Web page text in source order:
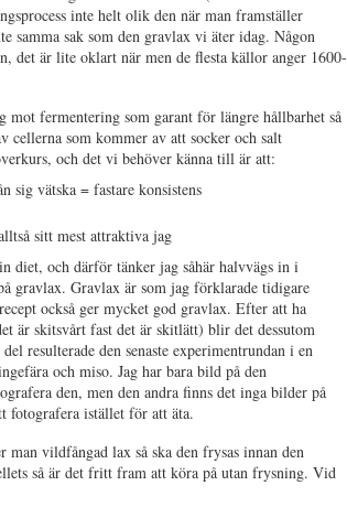
inte helt olik den när man framställer
samma sak som den gravlax vi äter idag. Någon
det är lite oklart när men de flesta källor anger 1600-
mot fermentering som garant för längre hållbarhet så
cellerna som kommer av att socker och salt
och det vi behöver känna till är att:
sig vätska = fastare konsistens
sitt mest attraktiva jag
diet, och därför tänker jag såhär halvvägs in i
gravlax. Gravlax är som jag förklarade tidigare
också ger mycket god gravlax. Efter att ha
är skitsvårt fast det är skitlätt) blir det dessutom
resulterade den senaste experimentrundan i en
och miso. Jag har bara bild på den
den, men den andra finns det inga bilder på
fotografera istället för att äta.
vildfångad lax så ska den frysas innan den
så är det fritt fram att köra på utan frysning. Vid